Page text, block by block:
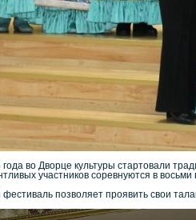
года во Дворце культуры стартовали
участников соревнуются в
позволяет проявить свои